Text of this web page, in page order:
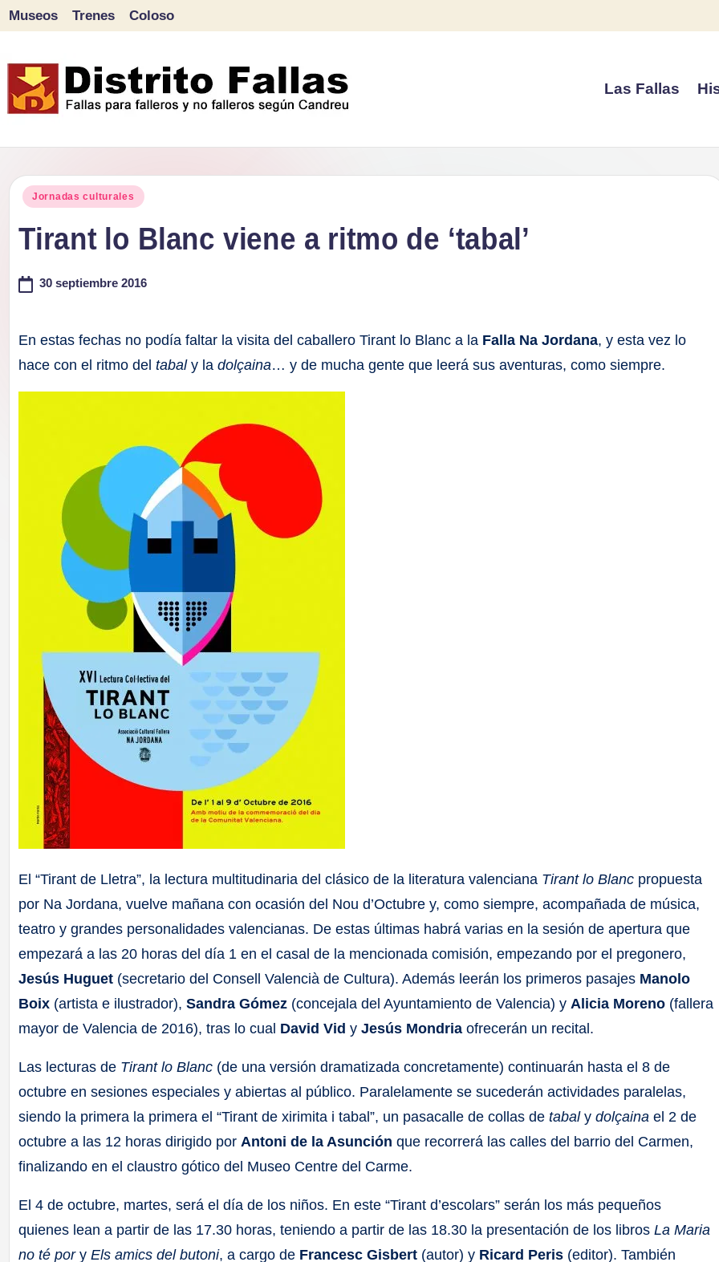
contenido
Museos Trenes Coloso
Las Fallas
Publicado
Jornadas culturales
Tirant lo Blanc viene a ritmo de ‘tabal’
30 septiembre 2016
En estas fechas no podía faltar la visita del caballero Tirant lo Blanc a la Falla Na Jordana, y esta vez lo
hace con el ritmo deltabaly ladolçaina… y de mucha gente que leerá sus aventuras, como siempre.
El “Tirant de Lletra”, la lectura multitudinaria del clásico de la literatura valenciana Tirant lo Blanc propuesta
por Na Jordana, vuelve mañana con ocasión del Nou d’Octubre y, como siempre, acompañada de música,
teatro y grandes personalidades valencianas. De estas últimas habrá varias en la sesión de apertura que
empezará a las 20 horas del día 1 en el casal de la mencionada comisión, empezando por el pregonero,
Jesús Huguet (secretario del Consell Valencià de Cultura). Además leerán los primeros pasajes Manolo
Boix (artista e ilustrador),Sandra Gómez (concejala del Ayuntamiento de Valencia) yAlicia Moreno (fallera
mayor de Valencia de 2016), tras lo cual David Vid yJesús Mondria ofrecerán un recital.
Las lecturas de Tirant lo Blanc (de una versión dramatizada concretamente) continuarán hasta el 8 de
octubre en sesiones especiales y abiertas al público. Paralelamente se sucederán actividades paralelas,
siendo la primera la primera el “Tirant de xirimita i tabal”, un pasacalle de collas detabalydolçaina el 2 de
octubre a las 12 horas dirigido por Antoni de la Asunción que recorrerá las calles del barrio del Carmen,
finalizando en el claustro gótico del Museo Centre del Carme.
El 4 de octubre, martes, será el día de los niños. En este “Tirant d’escolars” serán los más pequeños
quienes lean a partir de las 17.30 horas, teniendo a partir de las 18.30 la presentación de los librosLa Maria
no té poryEls amics del butoni, a cargo de Francesc Gisbert (autor) y Ricard Peris (editor). También